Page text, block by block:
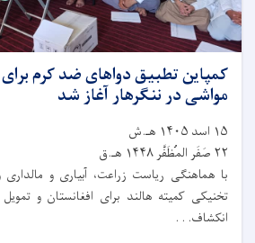
کمپاین تطبیق دواهای ضد کرم
مواشی در ننگرهار آغاز شد
۱۵ اسد ۱۴۰۵ هـ.ش
۲۲ صَفَر المُظَفَّر ۱۴۴۸ هـ.ق
با هماهنگی ریاست زراعت، آبیاری و مالداری
تخنیکی کمیته هالند برای افغانستان و
انکشاف. . .